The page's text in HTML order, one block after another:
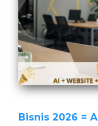
Bisnis 2026 =